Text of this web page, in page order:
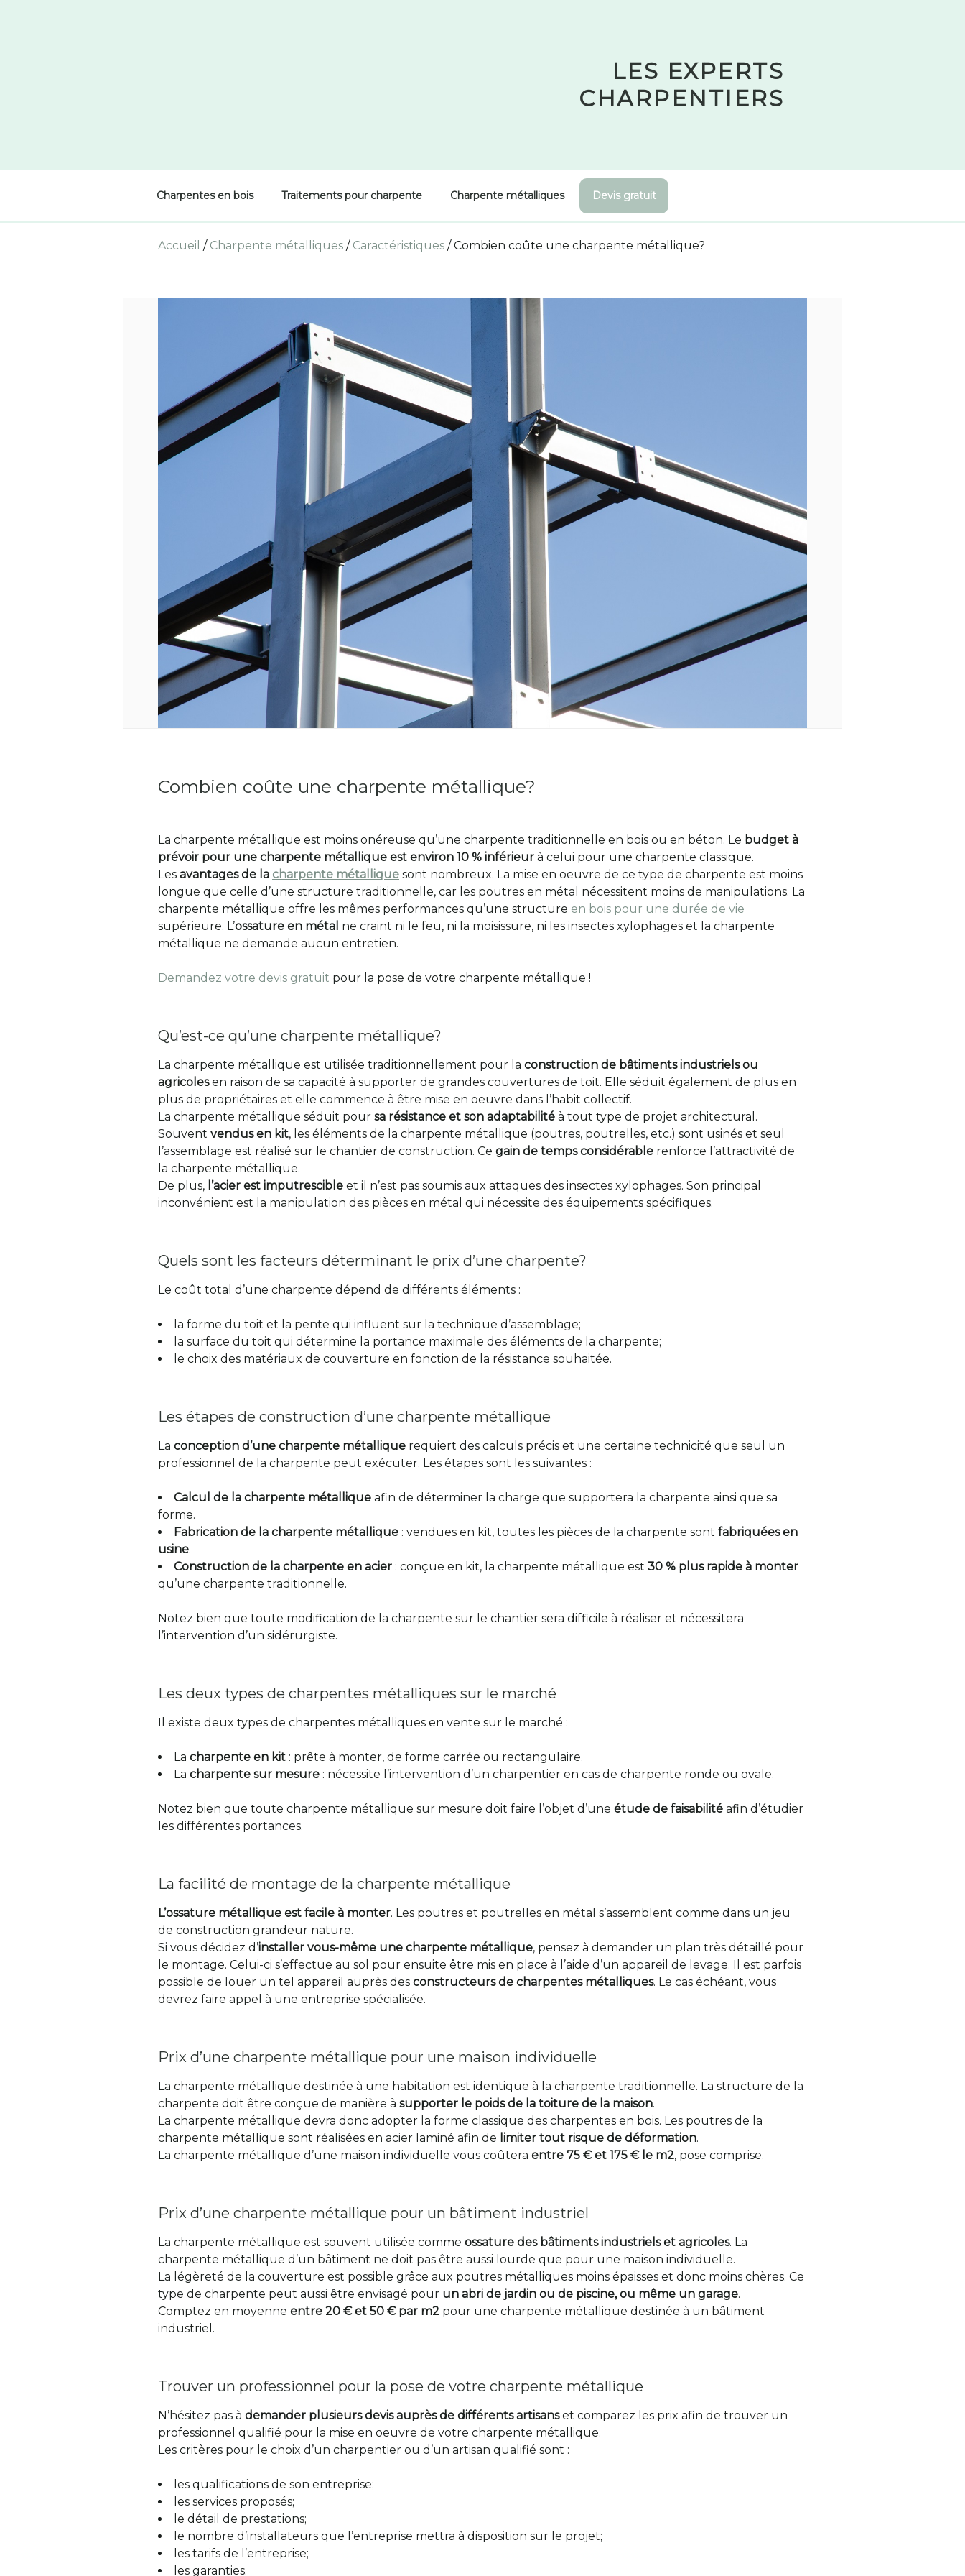
LES EXPERTS
CHARPENTIERS
Charpentes en bois Traitements pour charpente Charpente métalliques Devis gratuit
Accueil / Charpente métalliques / Caractéristiques /Combien coûte une charpente métallique?
Combien coûte une charpente métallique?
La charpente métallique est moins onéreuse qu’une charpente traditionnelle en bois ou en béton. Le budget à
prévoir pour une charpente métallique est environ 10 % inférieur à celui pour une charpente classique.
Les avantages de la charpente métallique sont nombreux. La mise en oeuvre de ce type de charpente est moins
longue que celle d’une structure traditionnelle, car les poutres en métal nécessitent moins de manipulations. La
charpente métallique offre les mêmes performances qu’une structure en bois pour une durée de vie
supérieure. L’ossature en métal ne craint ni le feu, ni la moisissure, ni les insectes xylophages et la charpente
métallique ne demande aucun entretien.
Demandez votre devis gratuit pour la pose de votre charpente métallique !
Qu’est-ce qu’une charpente métallique?
La charpente métallique est utilisée traditionnellement pour la construction de bâtiments industriels ou
agricolesen raison de sa capacité à supporter de grandes couvertures de toit. Elle séduit également de plus en
plus de propriétaires et elle commence à être mise en oeuvre dans l’habit collectif.
La charpente métallique séduit pour sa résistance et son adaptabilité à tout type de projet architectural.
Souvent vendus en kit, les éléments de la charpente métallique (poutres, poutrelles, etc.) sont usinés et seul
l’assemblage est réalisé sur le chantier de construction. Ce gain de temps considérable renforce l’attractivité de
la charpente métallique.
De plus, l’acier est imputrescible et il n’est pas soumis aux attaques des insectes xylophages. Son principal
inconvénient est la manipulation des pièces en métal qui nécessite des équipements spécifiques.
Quels sont les facteurs déterminant le prix d’une charpente?
Le coût total d’une charpente dépend de différents éléments :
la forme du toit et la pente qui influent sur la technique d’assemblage;
la surface du toit qui détermine la portance maximale des éléments de la charpente;
le choix des matériaux de couverture en fonction de la résistance souhaitée.
Les étapes de construction d’une charpente métallique
La conception d’une charpente métallique requiert des calculs précis et une certaine technicité que seul un
professionnel de la charpente peut exécuter. Les étapes sont les suivantes :
Calcul de la charpente métallique afin de déterminer la charge que supportera la charpente ainsi que sa
forme.
Fabrication de la charpente métallique : vendues en kit, toutes les pièces de la charpente sont fabriquées en
usine.
Construction de la charpente en acier : conçue en kit, la charpente métallique est 30 % plus rapide à monter
qu’une charpente traditionnelle.
Notez bien que toute modification de la charpente sur le chantier sera difficile à réaliser et nécessitera
l’intervention d’un sidérurgiste.
Les deux types de charpentes métalliques sur le marché
Il existe deux types de charpentes métalliques en vente sur le marché :
La charpente en kit : prête à monter, de forme carrée ou rectangulaire.
La charpente sur mesure : nécessite l’intervention d’un charpentier en cas de charpente ronde ou ovale.
Notez bien que toute charpente métallique sur mesure doit faire l’objet d’une étude de faisabilité afin d’étudier
les différentes portances.
La facilité de montage de la charpente métallique
L’ossature métallique est facile à monter. Les poutres et poutrelles en métal s’assemblent comme dans un jeu
de construction grandeur nature.
Si vous décidez d’installer vous-même une charpente métallique, pensez à demander un plan très détaillé pour
le montage. Celui-ci s’effectue au sol pour ensuite être mis en place à l’aide d’un appareil de levage. Il est parfois
possible de louer un tel appareil auprès des constructeurs de charpentes métalliques. Le cas échéant, vous
devrez faire appel à une entreprise spécialisée.
Prix d’une charpente métallique pour une maison individuelle
La charpente métallique destinée à une habitation est identique à la charpente traditionnelle. La structure de la
charpente doit être conçue de manière à supporter le poids de la toiture de la maison.
La charpente métallique devra donc adopter la forme classique des charpentes en bois. Les poutres de la
charpente métallique sont réalisées en acier laminé afin de limiter tout risque de déformation.
La charpente métallique d’une maison individuelle vous coûtera entre 75 € et 175 € le m2, pose comprise.
Prix d’une charpente métallique pour un bâtiment industriel
La charpente métallique est souvent utilisée comme ossature des bâtiments industriels et agricoles. La
charpente métallique d’un bâtiment ne doit pas être aussi lourde que pour une maison individuelle.
La légèreté de la couverture est possible grâce aux poutres métalliques moins épaisses et donc moins chères. Ce
type de charpente peut aussi être envisagé pour un abri de jardin ou de piscine, ou même un garage.
Comptez en moyenne entre 20 € et 50 € par m2 pour une charpente métallique destinée à un bâtiment
industriel.
Trouver un professionnel pour la pose de votre charpente métallique
N’hésitez pas à demander plusieurs devis auprès de différents artisanset comparez les prix afin de trouver un
professionnel qualifié pour la mise en oeuvre de votre charpente métallique.
Les critères pour le choix d’un charpentier ou d’un artisan qualifié sont :
les qualifications de son entreprise;
les services proposés;
le détail de prestations;
le nombre d’installateurs que l’entreprise mettra à disposition sur le projet;
les tarifs de l’entreprise;
les garanties.